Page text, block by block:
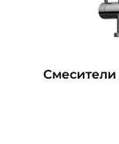
Смесители